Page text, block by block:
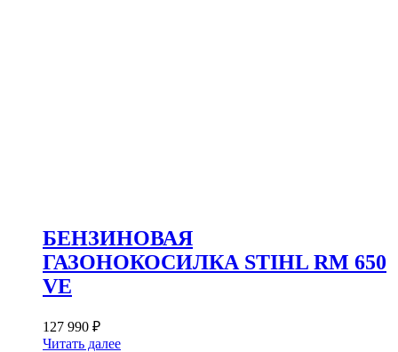
БЕНЗИНОВАЯ
ГАЗОНОКОСИЛКА STIHL RM 650
VE
127 990 ₽
Читать далее